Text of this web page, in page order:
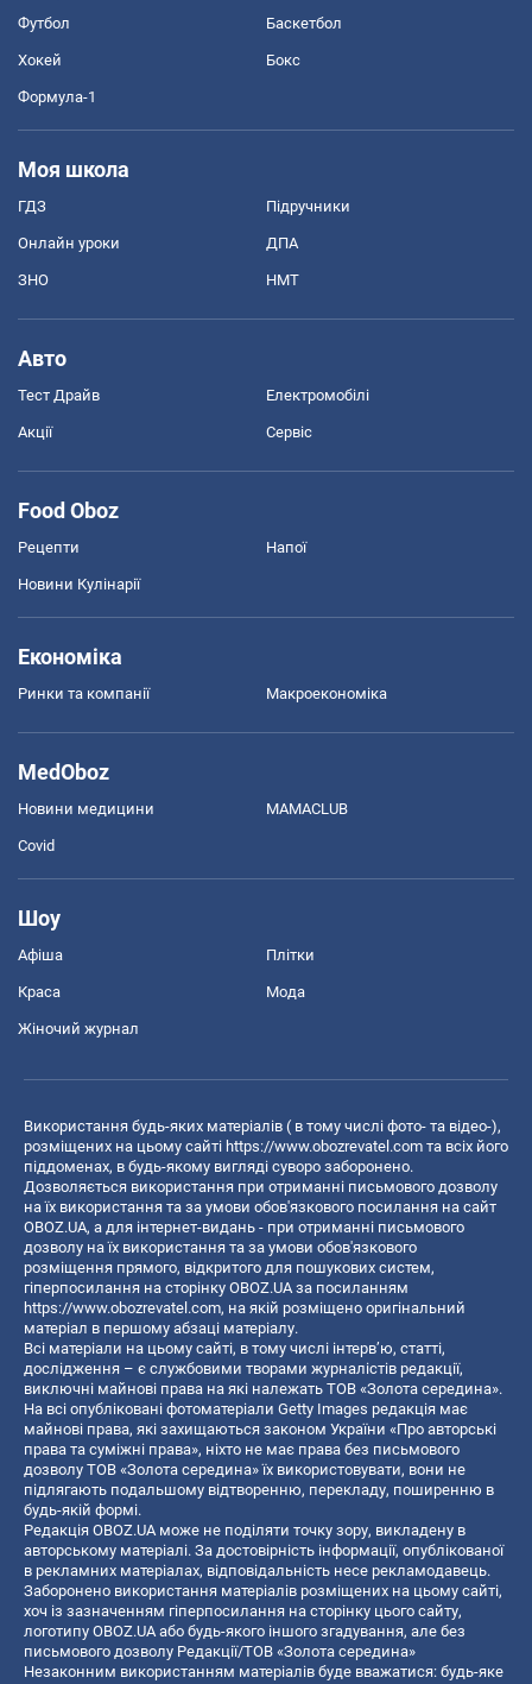
Футбол Баскетбол
Хокей Бокс
Формула-1
Моя школа
ГДЗ Підручники
Онлайн уроки ДПА
ЗНО НМТ
Авто
Тест Драйв Електромобілі
Акції Сервіс
Food Oboz
Рецепти Напої
Новини Кулінарії
Економіка
Ринки та компанії Макроекономіка
MedOboz
Новини медицини MAMACLUB
Covid
Шоу
Афіша Плітки
Краса Мода
Жіночий журнал
Використання будь-яких матеріалів ( в тому числі фото- та відео-),
розміщених на цьому сайті https://www.obozrevatel.com та всіх його
піддоменах, в будь-якому вигляді суворо заборонено.
Дозволяється використання при отриманні письмового дозволу
на їх використання та за умови обов'язкового посилання на сайт
OBOZ.UA, а для інтернет-видань - при отриманні письмового
дозволу на їх використання та за умови обов'язкового
розміщення прямого, відкритого для пошукових систем,
гіперпосилання на сторінку OBOZ.UA за посиланням
https://www.obozrevatel.com, на якій розміщено оригінальний
матеріал в першому абзаці матеріалу.
Всі матеріали на цьому сайті, в тому числі інтерв’ю, статті,
дослідження – є службовими творами журналістів редакції,
виключні майнові права на які належать ТОВ «Золота середина».
На всі опубліковані фотоматеріали Getty Images редакція має
майнові права, які захищаються законом України «Про авторські
права та суміжні права», ніхто не має права без письмового
дозволу ТОВ «Золота середина» їх використовувати, вони не
підлягають подальшому відтворенню, перекладу, поширенню в
будь-якій формі.
Редакція OBOZ.UA може не поділяти точку зору, викладену в
авторському матеріалі. За достовірність інформації, опублікованої
в рекламних матеріалах, відповідальність несе рекламодавець.
Заборонено використання матеріалів розміщених на цьому сайті,
хоч із зазначенням гіперпосилання на сторінку цього сайту,
логотипу OBOZ.UA або будь-якого іншого згадування, але без
письмового дозволу Редакції/ТОВ «Золота середина»
Незаконним використанням матеріалів буде вважатися: будь-яке